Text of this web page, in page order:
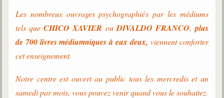
Les nombreux ouvrages psychographiés par les médiums
tels queCHICO XAVIER ou DIVALDO FRANCO,plus
de 700 livres médiumniques à eux deux,viennent conforter
cet enseignement.
Notre centre est ouvert au public tous les mercredis et un
samedi par mois, vous pouvez venir quand vous le souhaitez.